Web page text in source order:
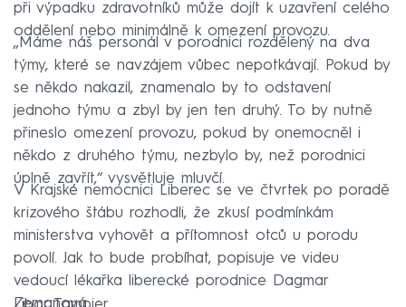
při výpadku zdravotníků může dojít k uzavření celého
oddělení nebo minimálně k omezení provozu.
„Máme náš personál v porodnici rozdělený na dva
týmy, které se navzájem vůbec nepotkávají. Pokud by
se někdo nakazil, znamenalo by to odstavení
jednoho týmu a zbyl by jen ten druhý. To by nutně
přineslo omezení provozu, pokud by onemocněl i
někdo z druhého týmu, nezbylo by, než porodnici
úplně zavřít,“ vysvětluje mluvčí.
V Krajské nemocnici Liberec se ve čtvrtek po poradě
krizového štábu rozhodli, že zkusí podmínkám
ministerstva vyhovět a přítomnost otců u porodu
povolí. Jak to bude probíhat, popisuje ve videu
vedoucí lékařka liberecké porodnice Dagmar